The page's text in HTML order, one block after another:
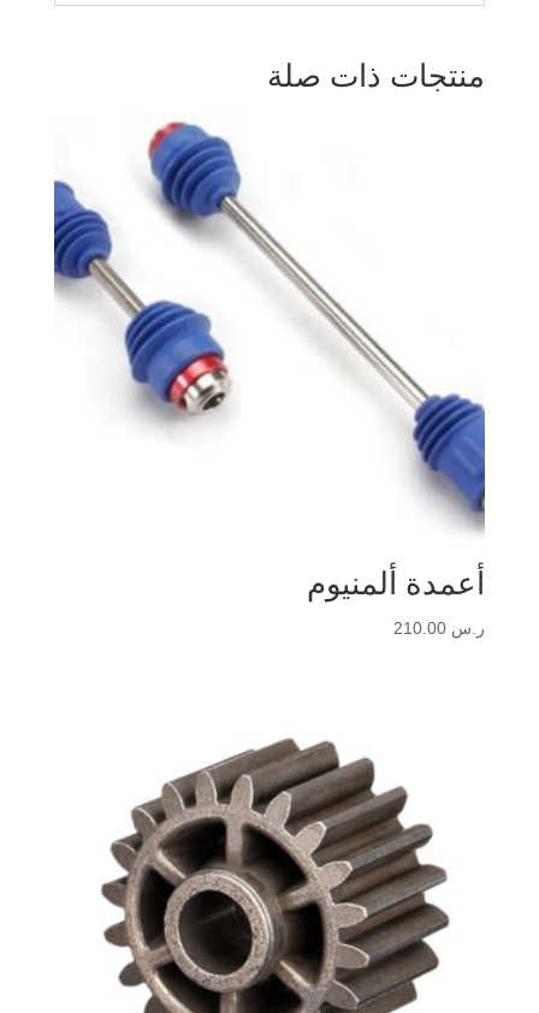
منتجات ذات صلة
أعمدة ألمنيوم
ر.س